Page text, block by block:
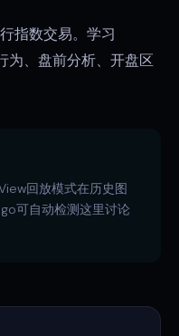
指数交易。学习
为、盘前分析、开盘区
回放模式在历史图
可自动检测这里讨论